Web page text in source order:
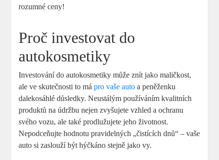
rozumné ceny!
Proč investovat do
autokosmetiky
Investování do autokosmetiky může znít jako maličkost,
ale ve skutečnosti to mápro vaše auto a peněženku
dalekosáhlé důsledky. Neustálým používáním kvalitních
produktů na údržbu nejen zvyšujete vzhled a ochranu
svého vozu, ale také prodlužujete jeho životnost.
Nepodceňujte hodnotu pravidelných „čistících dnů“ – vaše
auto si zaslouží být hýčkáno stejně jako vy.